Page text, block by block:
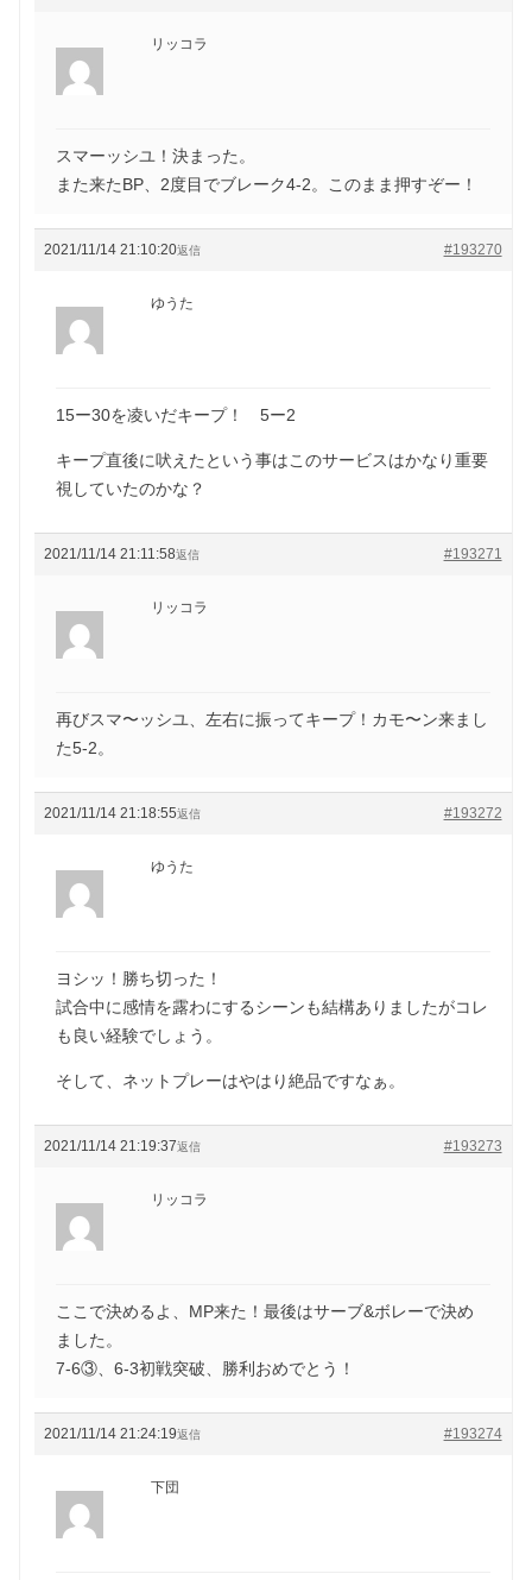
リッコラ
スマーッシユ！決まった。
また来たBP、2度目でブレーク4-2。このまま押すぞー！
2021/11/14 21:10:20 #193270
返信
ゆうた
15ー30を凌いだキープ！ 5ー2
キープ直後に吠えたという事はこのサービスはかなり重要
視していたのかな？
2021/11/14 21:11:58 #193271
返信
リッコラ
再びスマ〜ッシユ、左右に振ってキープ！カモ〜ン来まし
た5-2。
2021/11/14 21:18:55 #193272
返信
ゆうた
ヨシッ！勝ち切った！
試合中に感情を露わにするシーンも結構ありましたがコレ
も良い経験でしょう。
そして、ネットプレーはやはり絶品ですなぁ。
2021/11/14 21:19:37 #193273
返信
リッコラ
ここで決めるよ、MP来た！最後はサーブ&ボレーで決め
ました。
7-6③、6-3初戦突破、勝利おめでとう！
2021/11/14 21:24:19 #193274
返信
下団